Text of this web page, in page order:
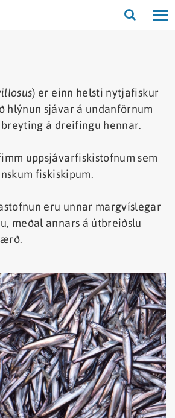
Opna/
) er einn helsti nytjafiskur
hlýnun sjávar á undanförnum
á dreifingu hennar.
uppsjávarfiskistofnum sem
fiskiskipum.
eru unnar margvíslegar
meðal annars á útbreiðslu